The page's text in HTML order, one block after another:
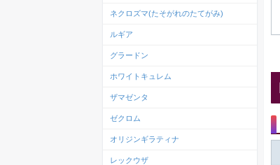
ネクロズマ(たそがれのたてがみ)
ルギア
グラードン
ホワイトキュレム
ザマゼンタ
ゼクロム
オリジンギラティナ
レックウザ